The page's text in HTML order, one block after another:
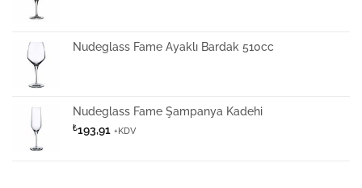
Nudeglass Fame Ayaklı Bardak 510cc
Nudeglass Fame Şampanya Kadehi
₺193,91 +KDV